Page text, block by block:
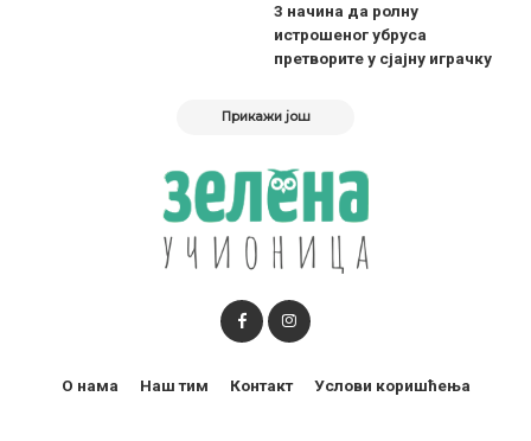
3 начина да ролну
истрошеног убруса
претворите у сјајну играчку
Прикажи још
О нама Наш тим Контакт Услови коришћења